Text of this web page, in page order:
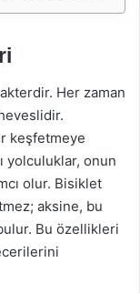
Her zaman
keşfetmeye
yolculuklar, onun
olur. Bisiklet
aksine, bu
Bu özellikleri